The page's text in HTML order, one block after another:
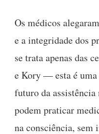
Os médicos
e a integridade dos
se trata apenas das
e Kory — esta é
futuro da assistência
podem praticar
na consciência,